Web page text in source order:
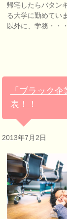
帰宅したらバタン
る大学に勤めてい
以外に、学務・・・
「ブラック
表！！
2013年7月2日